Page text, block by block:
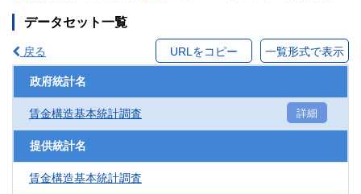
データセット一覧
戻る URLをコピー 一覧形式で表示
政府統計名
賃金構造基本統計調査 詳細
提供統計名
賃金構造基本統計調査